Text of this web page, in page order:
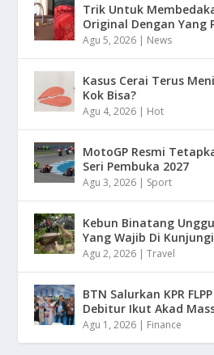
Trik Untuk
Original Dengan Yang
Agu 5, 2026 | News
Kasus Cerai Terus
Kok Bisa?
Agu 4, 2026 | Hot
MotoGP Resmi
Seri Pembuka 2027
Agu 3, 2026 | Sport
Kebun Binatang
Yang Wajib Di Kunjungi
Agu 2, 2026 |Travel
BTN Salurkan KPR
Debitur Ikut Akad
Agu 1, 2026 | Finance